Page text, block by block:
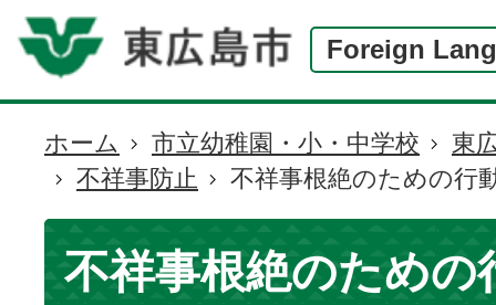
Foreign
現
在
の
位
置
ホーム 市立幼稚園・小・中学校
東
不祥事防止
不祥事根絶のための行
不祥事根絶のための